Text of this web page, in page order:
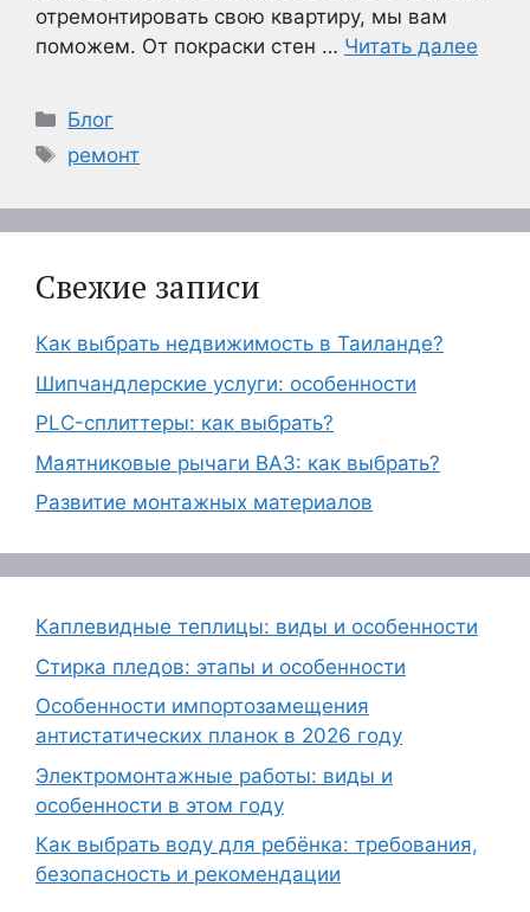
отремонтировать свою квартиру, мы вам
поможем. От покраски стен … Читать далее
Рубрики
Блог
Метки
ремонт
Свежие записи
Как выбрать недвижимость в Таиланде?
Шипчандлерские услуги: особенности
PLC-сплиттеры: как выбрать?
Маятниковые рычаги ВАЗ: как выбрать?
Развитие монтажных материалов
Каплевидные теплицы: виды и особенности
Стирка пледов: этапы и особенности
Особенности импортозамещения
антистатических планок в 2026 году
Электромонтажные работы: виды и
особенности в этом году
Как выбрать воду для ребёнка: требования,
безопасность и рекомендации